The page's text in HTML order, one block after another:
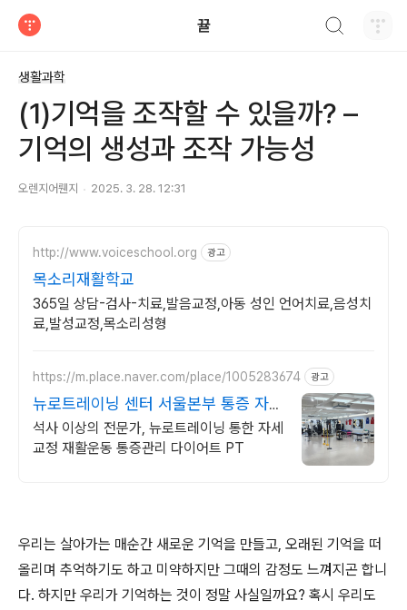
뀰
생활과학
(1)기억을 조작할 수 있을까? –
기억의 생성과 조작 가능성
오렌지어뤤지 2025. 3. 28. 12:31
http://www.voiceschool.org 광고
목소리재활학교
365일 상담-검사-치료,발음교정,아동 성인 언어치료,음성치
료,발성교정,목소리성형
https://m.place.naver.com/place/1005283674 광고
뉴로트레이닝 센터 서울본부 통증 자세
교정 재활 다이어트
석사 이상의 전문가, 뉴로트레이닝 통한 자세
교정 재활운동 통증관리 다이어트 PT
우리는 살아가는 매순간 새로운 기억을 만들고, 오래된 기억을 떠
올리며 추억하기도 하고 미약하지만 그때의 감정도 느껴지곤 합니
다. 하지만 우리가 기억하는 것이 정말 사실일까요? 혹시 우리도